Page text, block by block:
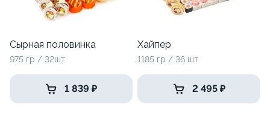
Сырная половинка
975 гр / 32шт
1 839 ₽
Хайпер
1185 гр / 36 шт
2 495 ₽